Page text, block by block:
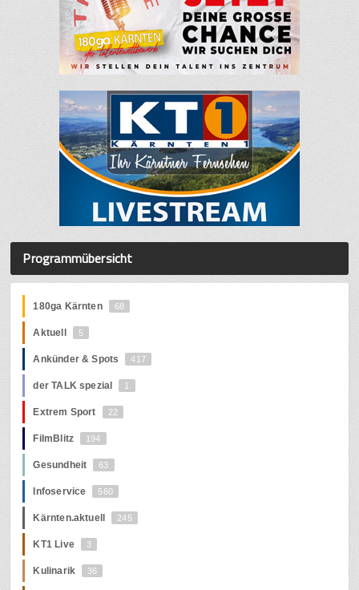
Programmübersicht
180ga Kärnten 68
Aktuell 5
Ankünder & Spots 417
der TALK spezial 1
Extrem Sport 22
FilmBlitz 194
Gesundheit 63
Infoservice 560
Kärnten.aktuell 245
KT1 Live 3
Kulinarik 36